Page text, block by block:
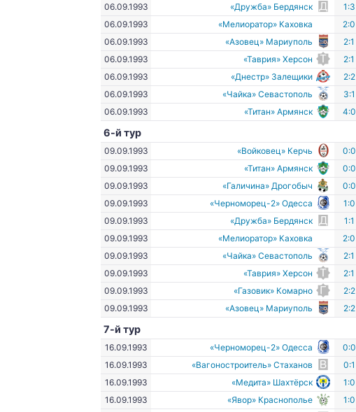
06.09.1993
«Дружба» Бердянск 1:3
06.09.1993
«Мелиоратор» Каховка 2:0
06.09.1993
«Азовец» Мариуполь 2:1
06.09.1993
«Таврия» Херсон 2:1
06.09.1993
«Днестр» Залещики 2:2
06.09.1993
«Чайка» Севастополь 3:1
06.09.1993
«Титан» Армянск 4:0
6-й тур
09.09.1993 «Войковец» Керчь 0:0
09.09.1993
«Титан» Армянск 0:0
09.09.1993
«Галичина» Дрогобыч 0:0
09.09.1993
«Черноморец-2» Одесса 1:0
09.09.1993
«Дружба» Бердянск 1:1
09.09.1993
«Мелиоратор» Каховка 2:0
09.09.1993
«Чайка» Севастополь 2:1
09.09.1993
«Таврия» Херсон 2:1
09.09.1993
«Газовик» Комарно 2:2
09.09.1993
«Азовец» Мариуполь 2:2
7-й тур
16.09.1993 «Черноморец-2» Одесса 0:0
16.09.1993
«Вагоностроитель» Стаханов 0:1
16.09.1993
«Медита» Шахтёрск 1:0
16.09.1993
«Явор» Краснополье 1:0